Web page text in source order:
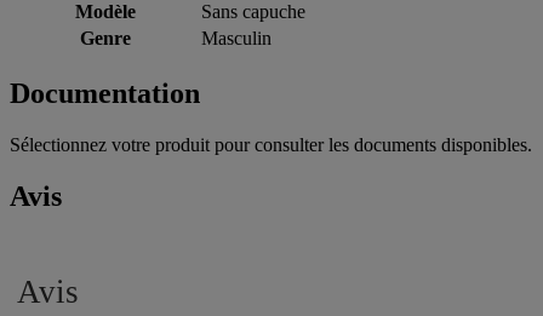
Modèle
Sans capuche
Genre
Masculin
Documentation
Sélectionnez votre produit pour consulter les documents disponibles.
Avis